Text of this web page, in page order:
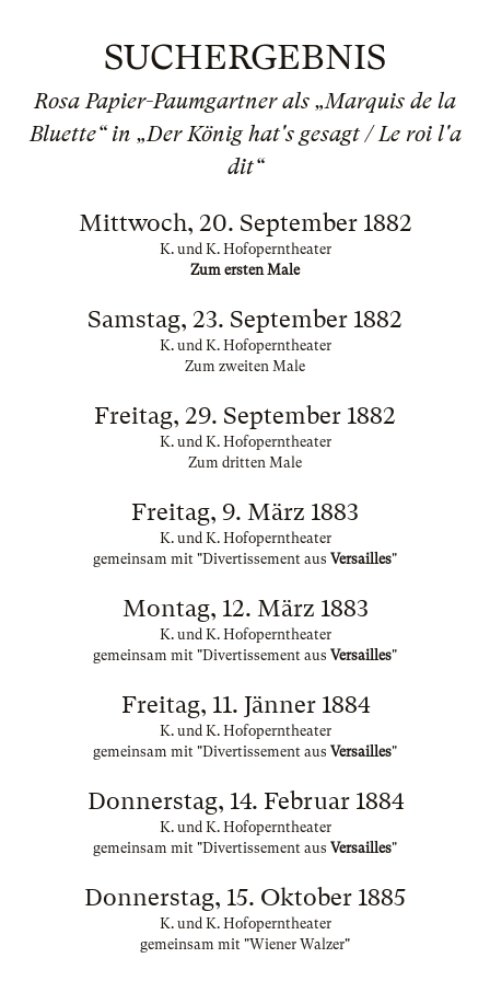
SUCHERGEBNIS
Rosa Papier-Paumgartner als „Marquis de la
Bluette“ in „Der König hat's gesagt / Le roi l'a
dit“
Mittwoch, 20. September 1882
K. und K. Hofoperntheater
Zum ersten Male
Samstag, 23. September 1882
K. und K. Hofoperntheater
Zum zweiten Male
Freitag, 29. September 1882
K. und K. Hofoperntheater
Zum dritten Male
Freitag, 9. März 1883
K. und K. Hofoperntheater
gemeinsam mit "Divertissement aus Versailles"
Montag, 12. März 1883
K. und K. Hofoperntheater
gemeinsam mit "Divertissement aus Versailles"
Freitag, 11. Jänner 1884
K. und K. Hofoperntheater
gemeinsam mit "Divertissement aus Versailles"
Donnerstag, 14. Februar 1884
K. und K. Hofoperntheater
gemeinsam mit "Divertissement aus Versailles"
Donnerstag, 15. Oktober 1885
K. und K. Hofoperntheater
gemeinsam mit "Wiener Walzer"